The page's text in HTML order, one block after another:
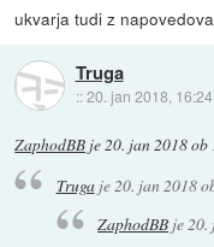
ukvarja tudi z
Truga
::20. jan 2018, 16:24
ZaphodBB je20. jan 2018 ob
Trugaje 20. jan 2018
ZaphodBB je20.